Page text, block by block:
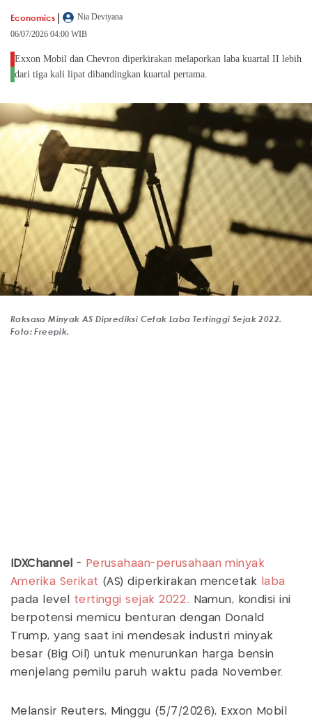
Economics |
Nia Deviyana
06/07/2026 04:00 WIB
Exxon Mobil dan Chevron diperkirakan melaporkan laba kuartal II lebih
dari tiga kali lipat dibandingkan kuartal pertama.
Raksasa Minyak AS Diprediksi Cetak Laba Tertinggi Sejak 2022.
Foto: Freepik.
IDXChannel -
Perusahaan-perusahaan minyak
Amerika Serikat (AS) diperkirakan mencetak
laba
pada level tertinggi sejak 2022. Namun, kondisi ini
berpotensi memicu benturan dengan Donald
Trump, yang saat ini mendesak industri minyak
besar (Big Oil) untuk menurunkan harga bensin
menjelang pemilu paruh waktu pada November.
Melansir Reuters, Minggu (5/7/2026), Exxon Mobil